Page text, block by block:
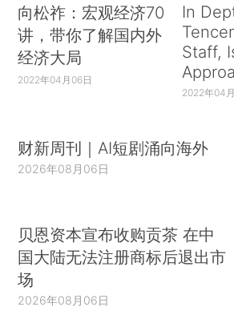
向松祚：宏观经济70
讲，带你了解国内外
经济大局
2022年04月06日
In
Staff,
2022年04
财新周刊｜AI短剧涌向海外
2026年08月06日
贝恩资本宣布收购贡茶 在中
国大陆无法注册商标后退出市
场
2026年08月06日